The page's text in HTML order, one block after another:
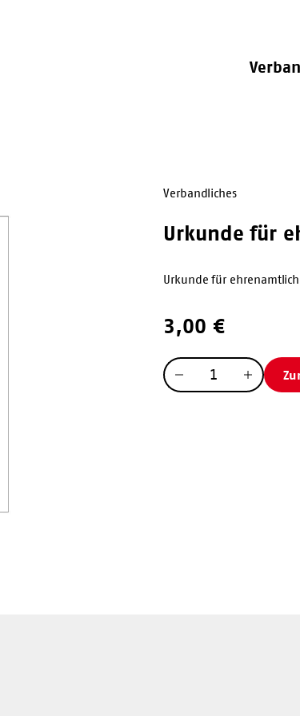
Urkunde für
Verbandliches
Urkunde für
3,00 €
Menge
Menge
Menge